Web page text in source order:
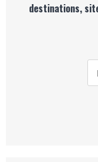
destinations,